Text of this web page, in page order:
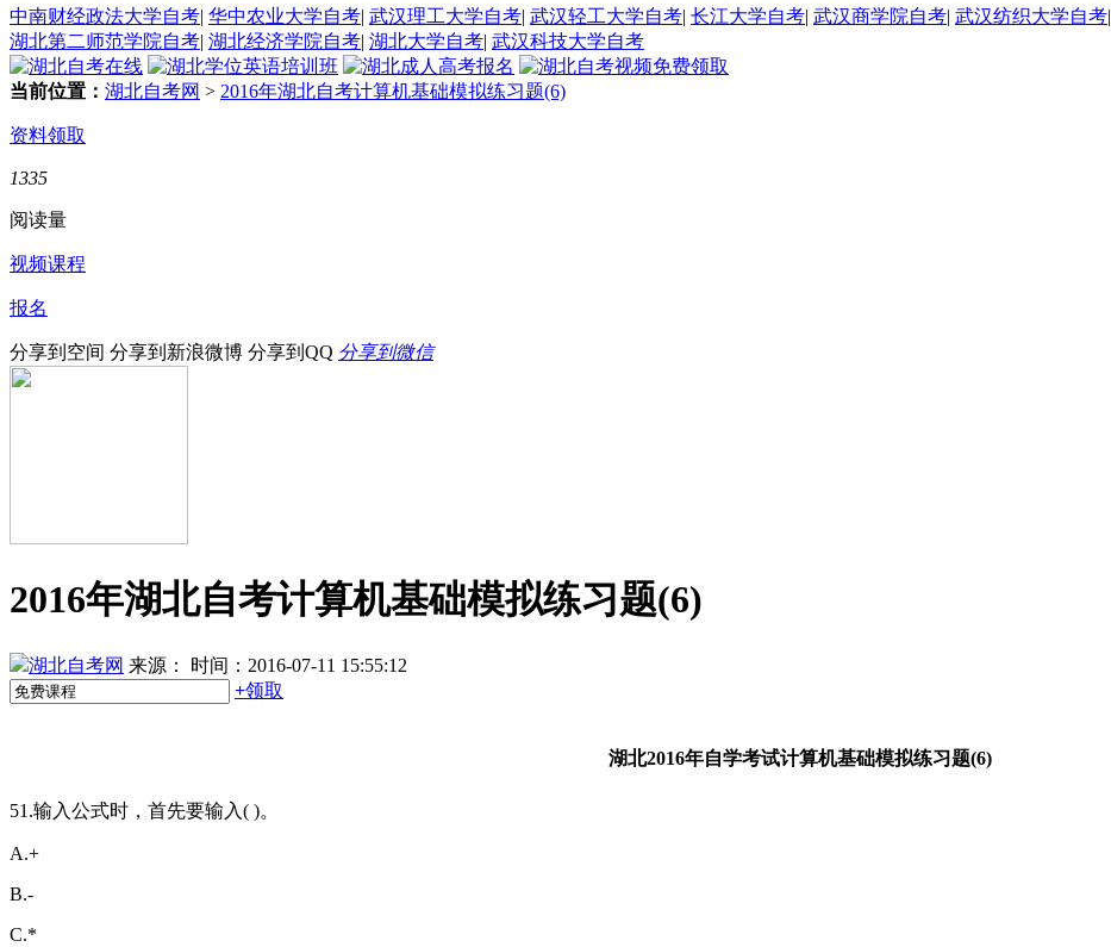
中南财经政法大学自考| 华中农业大学自考| 武汉理工大学自考| 武汉轻工大学自考| 长江大学自考| 武汉商学院自考| 武汉纺织大学自考|
湖北第二师范学院自考| 湖北经济学院自考| 湖北大学自考| 武汉科技大学自考
当前位置： 湖北自考网 > 2016年湖北自考计算机基础模拟练习题(6)
资料领取
1335
阅读量
视频课程
报名
分享到空间 分享到新浪微博 分享到QQ 分享到微信
2016年湖北自考计算机基础模拟练习题(6)
湖北自考网 来源：
时间：2016-07-11 15:55:12
+领取
湖北2016年自学考试计算机基础模拟练习题(6)
51.输入公式时，首先要输入( )。
A.+
B.-
C.*